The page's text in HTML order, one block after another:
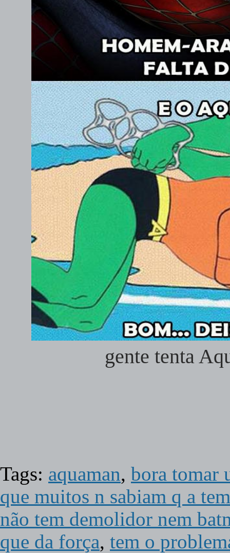
gente tenta
Tags: aquaman, bora tomar
que muitos n sabiam q a
não tem demolidor nem
que da força, tem o